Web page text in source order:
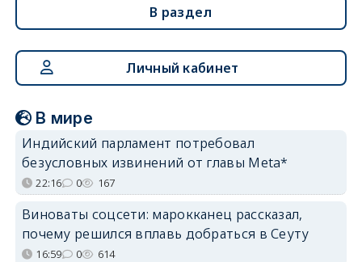
В раздел
Личный кабинет
В мире
Индийский парламент потребовал
безусловных извинений от главы Meta*
22:16 0 167
Виноваты соцсети: марокканец рассказал,
почему решился вплавь добраться в Сеуту
16:59 0 614